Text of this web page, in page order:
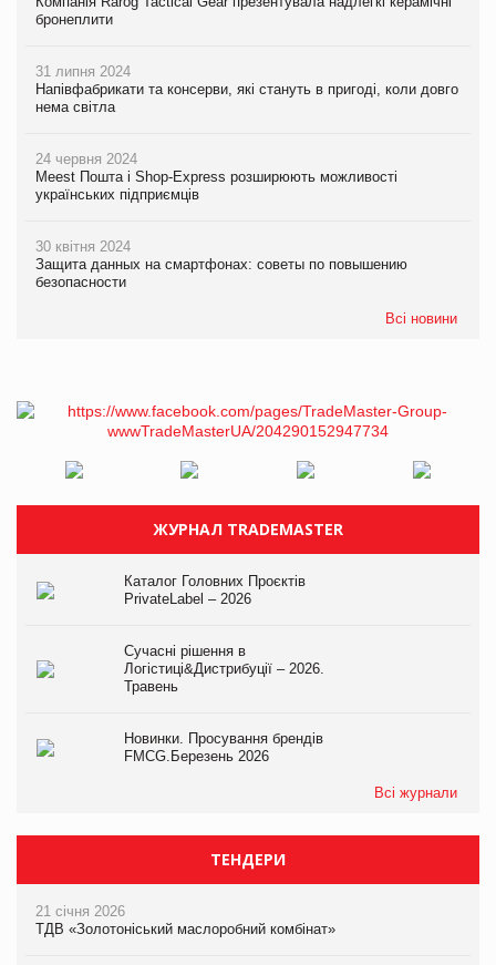
бронеплити
31 липня 2024
Напівфабрикати та консерви, які стануть в пригоді, коли довго
нема світла
24 червня 2024
Meest Пошта і Shop-Express розширюють можливості
українських підприємців
30 квітня 2024
Защита данных на смартфонах: советы по повышению
безопасности
Всі новини
ЖУРНАЛ TRADEMASTER
Каталог Головних Проєктів
PrivateLabel – 2026
Сучасні рішення в
Логістиці&Дистрибуції – 2026.
Травень
Новинки. Просування брендів
FMCG.Березень 2026
Всі журнали
ТЕНДЕРИ
21 січня 2026
ТДВ «Золотоніський маслоробний комбінат»